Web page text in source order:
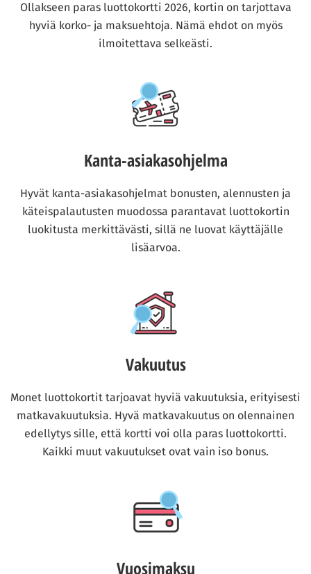
Ollakseen paras luottokortti 2026, kortin on tarjottava
hyviä korko- ja maksuehtoja. Nämä ehdot on myös
ilmoitettava selkeästi.
Kanta-asiakasohjelma
Hyvät kanta-asiakasohjelmat bonusten, alennusten ja
käteispalautusten muodossa parantavat luottokortin
luokitusta merkittävästi, sillä ne luovat käyttäjälle
lisäarvoa.
Vakuutus
Monet luottokortit tarjoavat hyviä vakuutuksia, erityisesti
matkavakuutuksia. Hyvä matkavakuutus on olennainen
edellytys sille, että kortti voi olla paras luottokortti.
Kaikki muut vakuutukset ovat vain iso bonus.
Vuosimaksu